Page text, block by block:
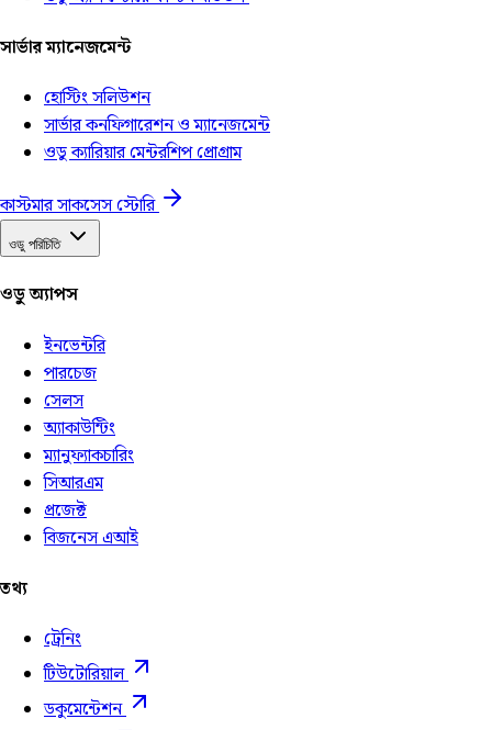
সার্ভার ম্যানেজমেন্ট
হোস্টিং সলিউশন
সার্ভার কনফিগারেশন ও ম্যানেজমেন্ট
ওডু ক্যারিয়ার মেন্টরশিপ প্রোগ্রাম
কাস্টমার সাকসেস স্টোরি
ওডু পরিচিতি
ওডু অ্যাপস
ইনভেন্টরি
পারচেজ
সেলস
অ্যাকাউন্টিং
ম্যানুফ্যাকচারিং
সিআরএম
প্রজেক্ট
বিজনেস এআই
তথ্য
ট্রেনিং
টিউটোরিয়াল
ডকুমেন্টেশন